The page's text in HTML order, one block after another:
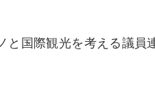
国際観光を考える議員